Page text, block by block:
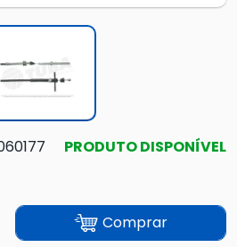
PRODUTO DISPONÍVEL
Comprar